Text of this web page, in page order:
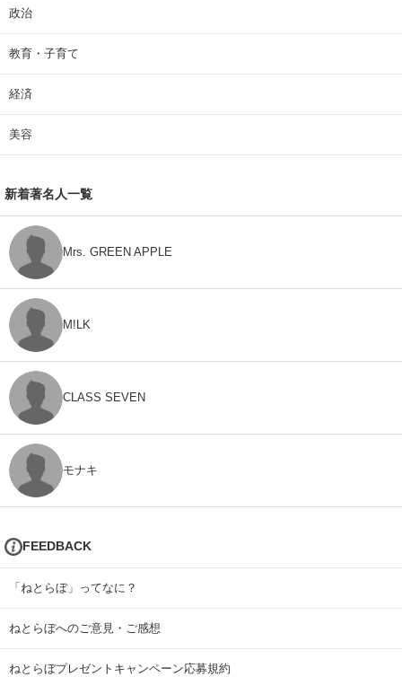
政治
教育・子育て
経済
美容
新着著名人一覧
Mrs. GREEN APPLE
M!LK
CLASS SEVEN
モナキ
FEEDBACK
「ねとらぼ」ってなに？
ねとらぼへのご意見・ご感想
ねとらぼプレゼントキャンペーン応募規約